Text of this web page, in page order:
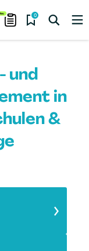
0
und
in
&